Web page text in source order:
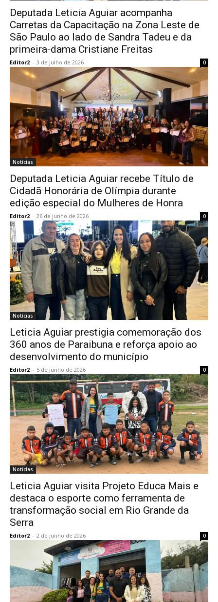
Deputada Leticia Aguiar acompanha
Carretas da Capacitação na Zona Leste de
São Paulo ao lado de Sandra Tadeu e da
primeira-dama Cristiane Freitas
Editor2 - 3 de julho de 2026 0
Notícias
Deputada Leticia Aguiar recebe Título de
Cidadã Honorária de Olímpia durante
edição especial do Mulheres de Honra
Editor2 - 26 de junho de 2026 0
Notícias
Leticia Aguiar prestigia comemoração dos
360 anos de Paraibuna e reforça apoio ao
desenvolvimento do município
Editor2 - 5 de junho de 2026 0
Notícias
Leticia Aguiar visita Projeto Educa Mais e
destaca o esporte como ferramenta de
transformação social em Rio Grande da
Serra
Editor2 - 2 de junho de 2026 0